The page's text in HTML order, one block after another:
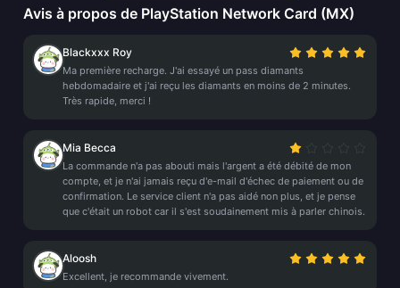
Avis à propos de PlayStation Network Card (MX)
Blackxxx Roy
Ma première recharge. J'ai essayé un pass diamants
hebdomadaire et j'ai reçu les diamants en moins de 2 minutes.
Très rapide, merci !
Mia Becca
La commande n'a pas abouti mais l'argent a été débité de mon
compte, et je n'ai jamais reçu d'e-mail d'échec de paiement ou de
confirmation. Le service client n'a pas aidé non plus, et je pense
que c'était un robot car il s'est soudainement mis à parler chinois.
Aloosh
Excellent, je recommande vivement.